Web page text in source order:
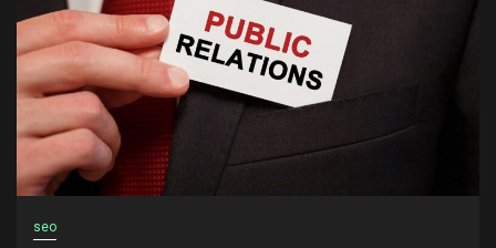
seo